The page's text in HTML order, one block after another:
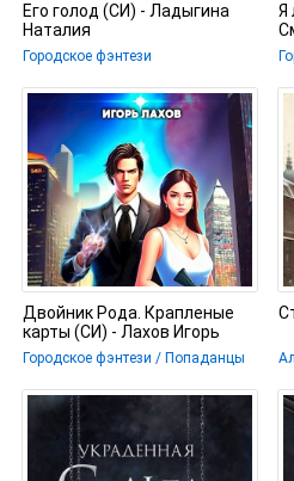
Его голод (СИ) - Ладыгина
Наталия
Городское фэнтези
Я
Двойник Рода. Крапленые
карты (СИ) - Лахов Игорь
Городское фэнтези / Попаданцы